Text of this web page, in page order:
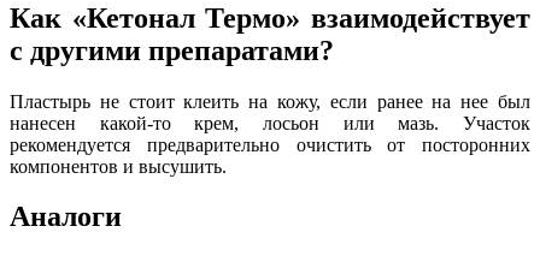
Как «Кетонал Термо» взаимодействует
с другими препаратами?
Пластырь не стоит клеить на кожу, если ранее на нее был
нанесен какой-то крем, лосьон или мазь. Участок
рекомендуется предварительно очистить от посторонних
компонентов и высушить.
Аналоги